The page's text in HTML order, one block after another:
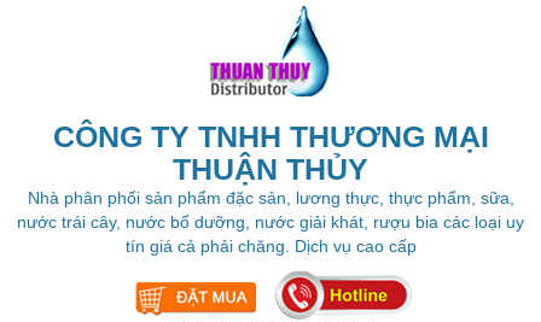
CÔNG TY TNHH THƯƠNG MẠI
THUẬN THỦY
Nhà phân phối sản phẩm đặc sản, lương thực, thực phẩm, sữa,
nước trái cây, nước bổ dưỡng, nước giải khát, rượu bia các loại uy
tín giá cả phải chăng. Dịch vụ cao cấp